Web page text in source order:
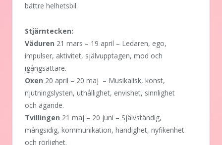
bättre helhetsbil.
Stjärntecken:
Väduren 21 mars – 19 april – Ledaren, ego,
impulser, aktivitet, självupptagen, mod och
igångsättare.
Oxen 20 april – 20 maj – Musikalisk, konst,
njutningslysten, uthållighet, envishet, sinnlighet
och ägande.
Tvillingen 21 maj – 20 juni – Självständig,
mångsidig, kommunikation, händighet, nyfikenhet
och rörlighet.